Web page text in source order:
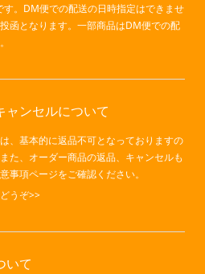
。DM便での配送の日時指定はできませ
函となります。一部商品はDM便での配
ャンセルについて
、基本的に返品不可となっておりますの
た、オーダー商品の返品、キャンセルも
事項ページをご確認ください。
うぞ>>
いて